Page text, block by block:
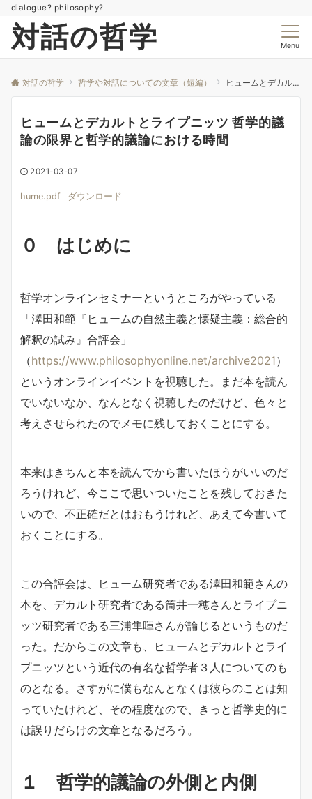
dialogue? philosophy?
対話の哲学 Menu
対話の哲学 哲学や対話についての文章（短編） ヒュームとデカルトとライプニッツ 哲学的議論の限界と哲学的議論における時間
ヒュームとデカルトとライプニッツ 哲学的議
論の限界と哲学的議論における時間
2021-03-07
hume.pdf ダウンロード
０ はじめに
哲学オンラインセミナーというところがやっている
「澤田和範『ヒュームの自然主義と懐疑主義：総合的
解釈の試み』合評会」
（https://www.philosophyonline.net/archive2021）
というオンラインイベントを視聴した。まだ本を読ん
でいないなか、なんとなく視聴したのだけど、色々と
考えさせられたのでメモに残しておくことにする。
本来はきちんと本を読んでから書いたほうがいいのだ
ろうけれど、今ここで思いついたことを残しておきた
いので、不正確だとはおもうけれど、あえて今書いて
おくことにする。
この合評会は、ヒューム研究者である澤田和範さんの
本を、デカルト研究者である筒井一穂さんとライプニ
ッツ研究者である三浦隼暉さんが論じるというものだ
った。だからこの文章も、ヒュームとデカルトとライ
プニッツという近代の有名な哲学者３人についてのも
のとなる。さすがに僕もなんとなくは彼らのことは知
っていたけれど、その程度なので、きっと哲学史的に
は誤りだらけの文章となるだろう。
１ 哲学的議論の外側と内側